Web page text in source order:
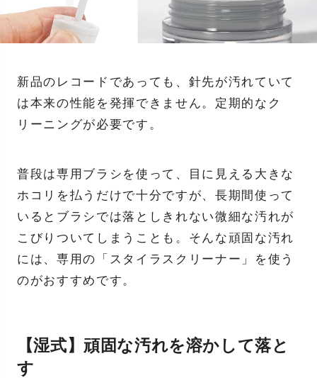
新品のレコードであっても、針先が汚れていて
は本来の性能を発揮できません。定期的なク
リーニングが必要です。
普段は専用ブラシを使って、目に見える大きな
ホコリを払うだけで十分ですが、長期間使って
いるとブラシでは落としきれない微細な汚れが
こびりついてしまうことも。そんな頑固な汚れ
には、専用の「スタイラスクリーナー」を使う
のがおすすめです。
【湿式】頑固な汚れを溶かして落と
す